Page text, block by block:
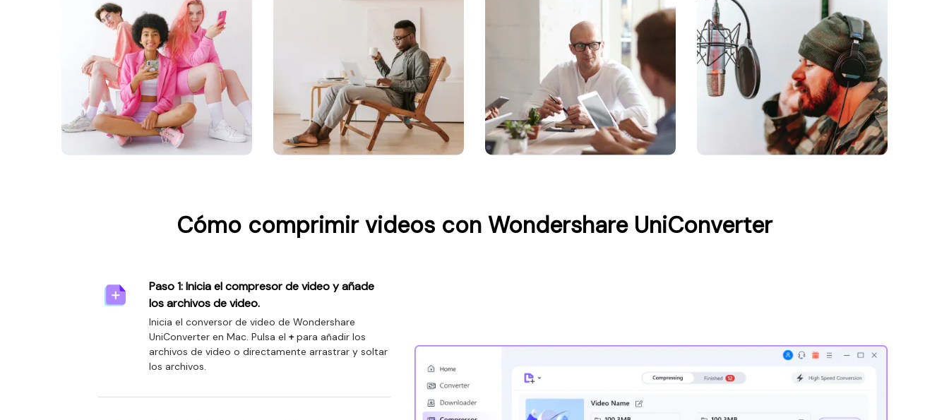
Cómo comprimir videos con Wondershare UniConverter
Paso 1: Inicia el compresor de video y añade
los archivos de video.
Inicia el conversor de video de Wondershare
UniConverter en Mac. Pulsa el +para añadir los
archivos de video o directamente arrastrar y soltar
los archivos.